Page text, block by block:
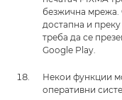
безжична мрежа.
достапна и
треба да се
Google Play.
Некои функции
оперативни